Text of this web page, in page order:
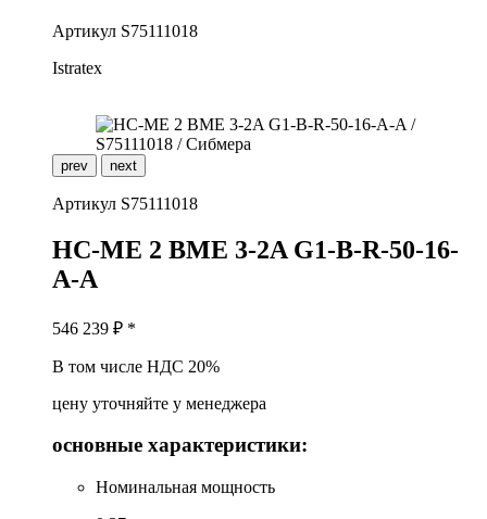
Артикул S75111018
Istratex
prev next
Артикул S75111018
HC-ME 2 BME 3-2A G1-B-R-50-16-
A-A
546 239 ₽ *
В том числе НДС 20%
цену уточняйте у менеджера
основные характеристики:
Номинальная мощность